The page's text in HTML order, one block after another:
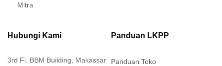
Mitra
Hubungi Kami
3rd Fl. BBM Building, Makassar
Panduan LKPP
Panduan Toko